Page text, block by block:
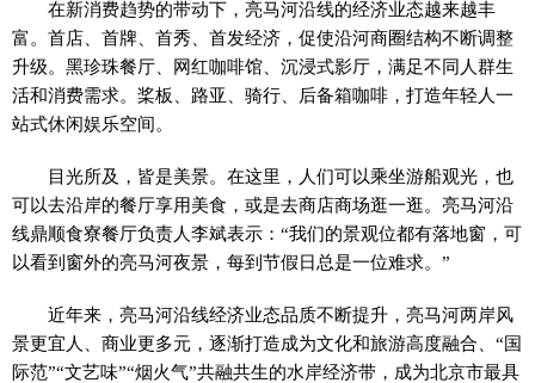
在新消费趋势的带动下，亮马河沿线的经济业态越来越丰
富。首店、首牌、首秀、首发经济，促使沿河商圈结构不断调整
升级。黑珍珠餐厅、网红咖啡馆、沉浸式影厅，满足不同人群生
活和消费需求。桨板、路亚、骑行、后备箱咖啡，打造年轻人一
站式休闲娱乐空间。
目光所及，皆是美景。在这里，人们可以乘坐游船观光，也
可以去沿岸的餐厅享用美食，或是去商店商场逛一逛。亮马河沿
线鼎顺食寮餐厅负责人李斌表示：“我们的景观位都有落地窗，可
以看到窗外的亮马河夜景，每到节假日总是一位难求。”
近年来，亮马河沿线经济业态品质不断提升，亮马河两岸风
景更宜人、商业更多元，逐渐打造成为文化和旅游高度融合、“国
际范”“文艺味”“烟火气”共融共生的水岸经济带，成为北京市最具